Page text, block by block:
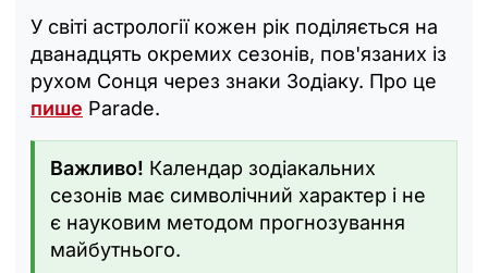
У світі астрології кожен рік поділяється на
дванадцять окремих сезонів, пов'язаних із
рухом Сонця через знаки Зодіаку. Про це
пише Parade.
Важливо! Календар зодіакальних
сезонів має символічний характер і не
є науковим методом прогнозування
майбутнього.